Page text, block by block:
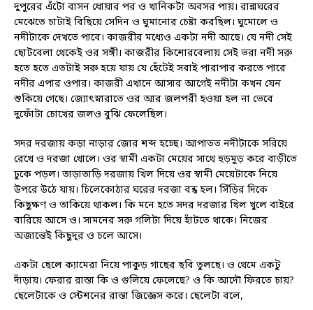
দুপুরের এঁটো বাসন ধোয়ার পর ও খানিকটা অবসর পায়। রান্নাঘরের
মেঝেতে চাটাই বিছিয়ে সেদিন ও ঘুমানোর চেষ্টা করছিল। ঘুমোলে ও
নদীটাকে দেখতে পাবে। কাজরীর মধ্যেও একটা নদী আছে। যে নদী সেই
ছোটবেলা থেকেই ওর সঙ্গী। কাজরীর কিশোরবেলায় সেই ভরা নদী সরু
হতে হতে এতটাই সরু হয়ে যায় যে হেঁটেই সবাই পারাপার করতে পারে
নদীর এপার ওপার। কাজরী এখানে আসার আগেই নদীটা কখন যেন
শুকিয়ে গেছে। জ্যোৎস্নারাতে ওর আর জলপরী হওয়া হল না ভেবে
দুফোঁটা চোখের জলও বুঝি ফেলেছিল।
সদর দরজায় কড়া নাড়ার জোর শব্দ হচ্ছে। আপাতত নদীটাকে সরিয়ে
রেখে ও দরজা খোলে। ওর স্বামী একটা মেয়ের সাথে হুড়মুড় করে বাড়ীতে
ঢুকে পড়ল। তাড়াতাড়ি দরজায় খিল দিয়ে ওর স্বামী মেয়েটাকে নিয়ে
উপরে উঠে যায়। চিলেকোঠার ঘরের দরজা বন্ধ হল। সিঁড়ির দিকে
কিছুক্ষণ ও তাকিয়ে থাকল। কি মনে হতে সদর দরজার খিল খুলে বাইরে
বারিয়ে আসে ও। সামনের সরু গলিটা দিয়ে হাঁটতে থাকে। নিজের
অজান্তেই কিছুদূর ও চলে আসে।
একটা ছেলে ক্যামেরা নিয়ে পাকুড় গাছের ছবি তুলছে। ও থেমে একটু
দাঁড়ায়। ফেরার রাস্তা কি ও গুলিয়ে ফেলেছে? ও কি আদৌ ফিরতে চায়?
ছেলেটাকে ও স্টেশনের রাস্তা জিজ্ঞেস করে। ছেলেটা বলে,